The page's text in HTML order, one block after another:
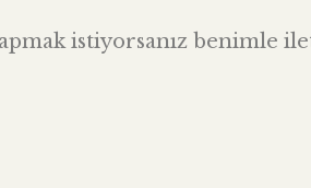
istiyorsanız benimle